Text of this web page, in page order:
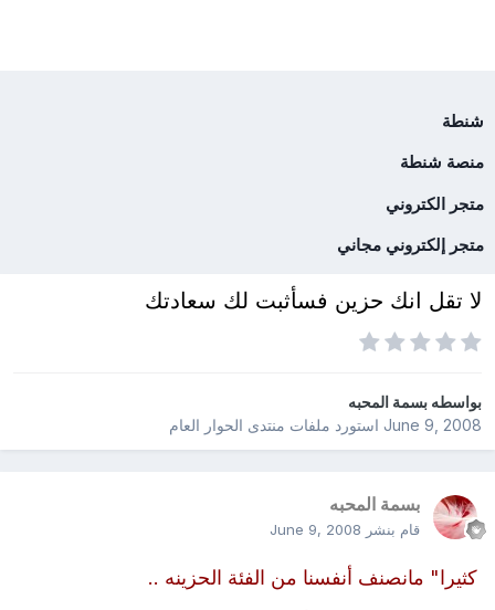
شنطة
منصة شنطة
متجر الكتروني
متجر إلكتروني مجاني
لا تقل انك حزين فسأثبت لك سعادتك
بواسطهبسمة المحبه
June 9, 2008استورد ملفات منتدى الحوار العام
بسمة المحبه
قام بنشر June 9, 2008
كثيرا" مانصنف أنفسنا من الفئة الحزينه ..